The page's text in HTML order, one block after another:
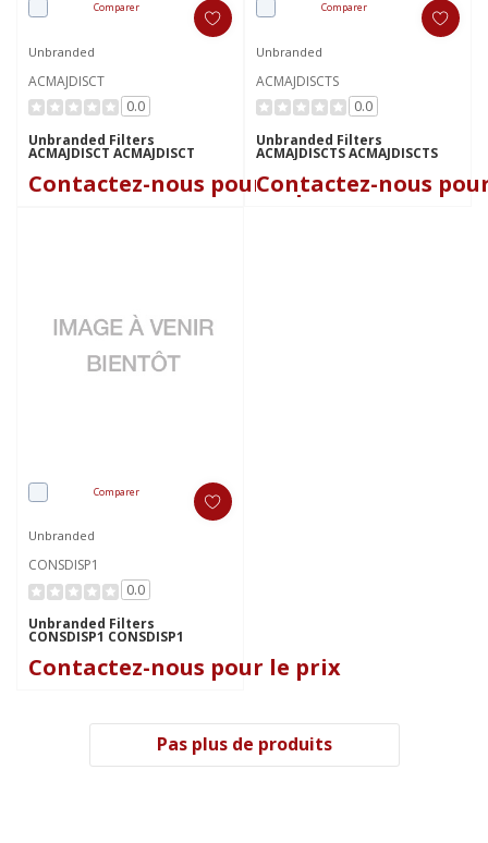
Comparer
Unbranded
ACMAJDISCT
0.0
Unbranded Filters
ACMAJDISCT ACMAJDISCT
Contactez-nous pour le prix
Comparer
Unbranded
ACMAJDISCTS
0.0
Unbranded Filters
ACMAJDISCTS ACMAJDISCTS
Contactez-nous
Comparer
Unbranded
CONSDISP1
0.0
Unbranded Filters
CONSDISP1 CONSDISP1
Contactez-nous pour le prix
Pas plus de produits